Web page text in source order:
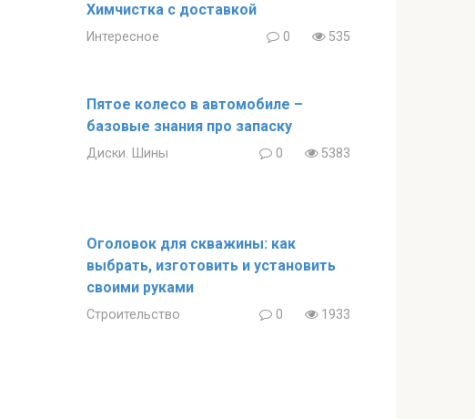
Химчистка с доставкой
Интересное 0 535
Пятое колесо в автомобиле –
базовые знания про запаску
Диски. Шины 0 5383
Оголовок для скважины: как
выбрать, изготовить и установить
своими руками
Строительство 0 1933